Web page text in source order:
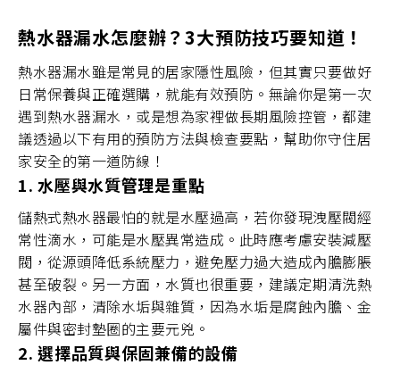
熱水器漏水怎麼辦？3大預防技巧要知道！
熱水器漏水雖是常見的居家隱性風險，但其實只要做好
日常保養與正確選購，就能有效預防。無論你是第一次
遇到熱水器漏水，或是想為家裡做長期風險控管，都建
議透過以下有用的預防方法與檢查要點，幫助你守住居
家安全的第一道防線！
1. 水壓與水質管理是重點
儲熱式熱水器最怕的就是水壓過高，若你發現洩壓閥經
常性滴水，可能是水壓異常造成。此時應考慮安裝減壓
閥，從源頭降低系統壓力，避免壓力過大造成內膽膨脹
甚至破裂。另一方面，水質也很重要，建議定期清洗熱
水器內部，清除水垢與雜質，因為水垢是腐蝕內膽、金
屬件與密封墊圈的主要元兇。
2. 選擇品質與保固兼備的設備